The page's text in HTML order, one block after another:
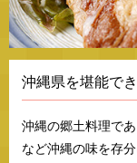
沖縄県を堪能で
沖縄の郷土料理で
など沖縄の味を存